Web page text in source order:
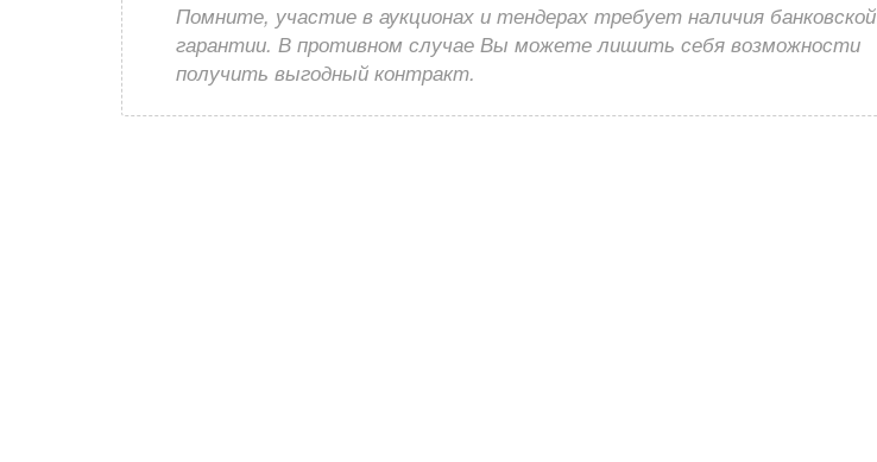
Помните, участие в аукционах и тендерах требует наличия банковской
гарантии. В противном случае Вы можете лишить себя возможности
получить выгодный контракт.